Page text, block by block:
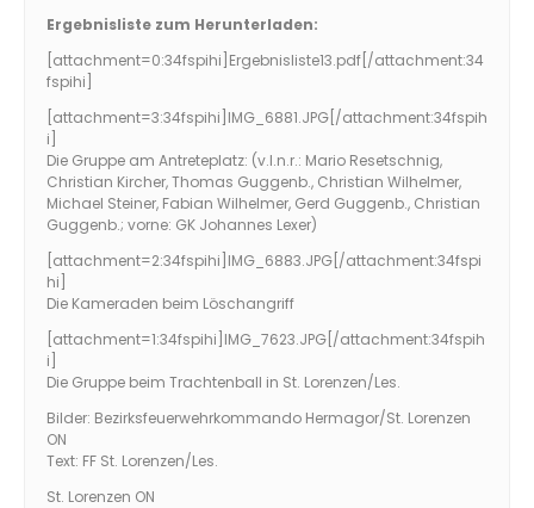
Ergebnisliste zum Herunterladen:
[attachment=0:34fspihi] Ergebnisliste13.pdf [/attachment:34
fspihi]
[attachment=3:34fspihi] IMG_6881.JPG [/attachment:34fspih
i]
Die Gruppe am Antreteplatz: (v.l.n.r.: Mario Resetschnig,
Christian Kircher, Thomas Guggenb., Christian Wilhelmer,
Michael Steiner, Fabian Wilhelmer, Gerd Guggenb., Christian
Guggenb.; vorne: GK Johannes Lexer)
[attachment=2:34fspihi] IMG_6883.JPG [/attachment:34fspi
hi]
Die Kameraden beim Löschangriff
[attachment=1:34fspihi] IMG_7623.JPG [/attachment:34fspih
i]
Die Gruppe beim Trachtenball in St. Lorenzen/Les.
Bilder: Bezirksfeuerwehrkommando Hermagor/St. Lorenzen
ON
Text: FF St. Lorenzen/Les.
St. Lorenzen ON